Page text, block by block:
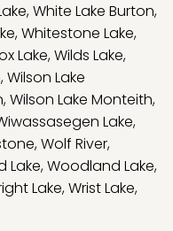
,White Lake Burton,
,Whitestone Lake,
Lake,Wilds Lake,
,Wilson Lake
,Wilson Lake Monteith,
Lake,
,Wolf River,
Lake,Woodland Lake,
Lake,Wrist Lake,